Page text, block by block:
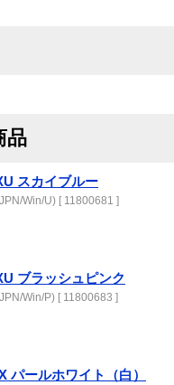
品
スカイブルー
Win/U) [ 11800681 ]
ブラッシュピンク
Win/P) [ 11800683 ]
パールホワイト（白）